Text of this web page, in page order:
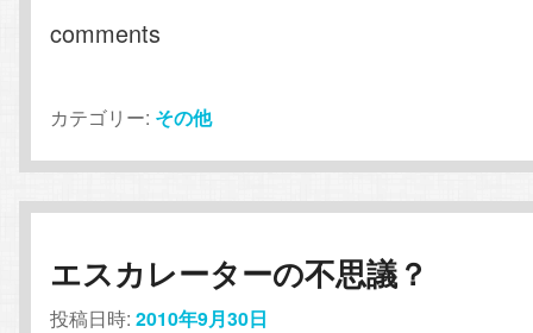
comments
カテゴリー: その他
エスカレーターの不思議？
投稿日時:2010年9月30日